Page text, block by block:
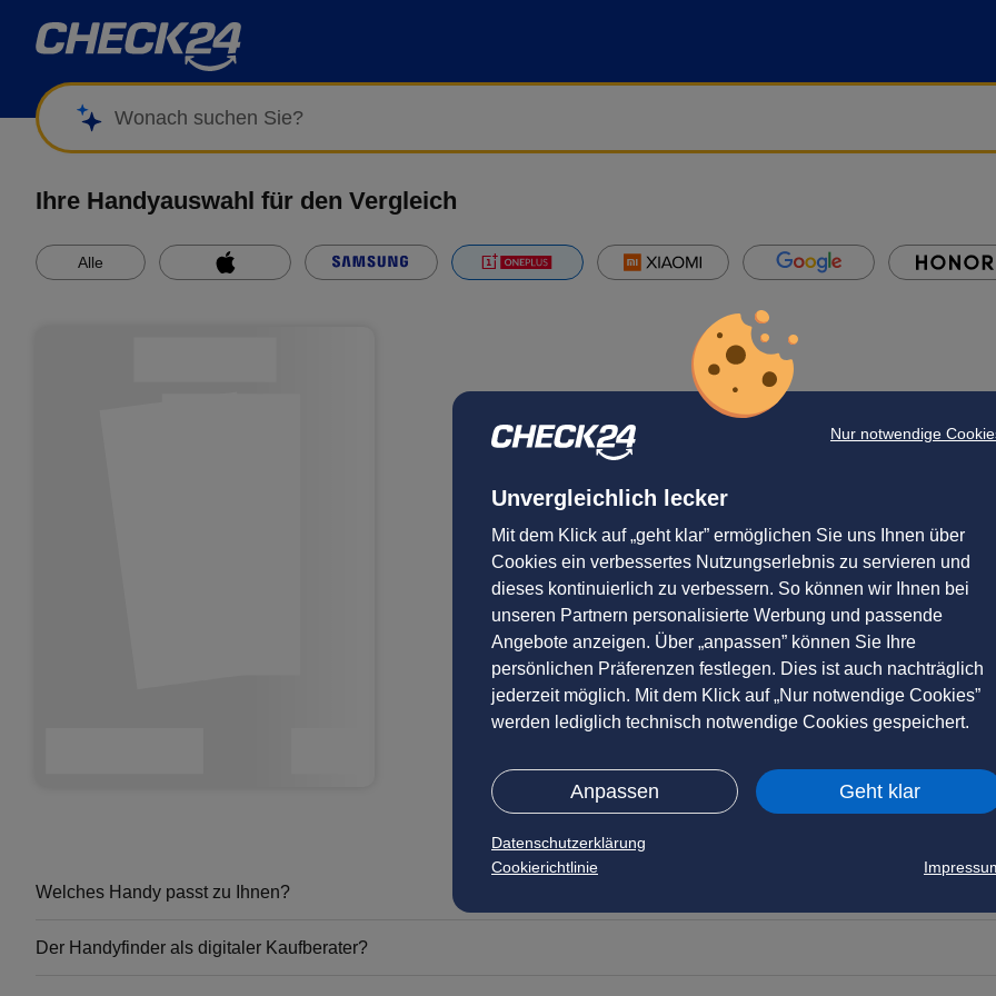
Nur notwendige
Unvergleichlich lecker
Mit dem Klick auf „geht klar” ermöglichen Sie uns Ihnen über
Cookies ein verbessertes Nutzungserlebnis zu servieren und
dieses kontinuierlich zu verbessern. So können wir Ihnen bei
unseren Partnern personalisierte Werbung und passende
Angebote anzeigen. Über „anpassen” können Sie Ihre
persönlichen Präferenzen festlegen. Dies ist auch nachträglich
jederzeit möglich. Mit dem Klick auf „Nur notwendige Cookies”
werden lediglich technisch notwendige Cookies gespeichert.
Anpassen Geht klar
Datenschutzerklärung
Cookierichtlinie
Wonach suchen Sie?
Ihre Handyauswahl für den Vergleich
Alle
Welches Handy passt zu Ihnen?
Sie tun sich schwer mit der Suche nach dem passenden Smartphone? Dann sind Sie bei unserem Handyfinder genau richtig!
Der Handyfinder als digitaler Kaufberater?